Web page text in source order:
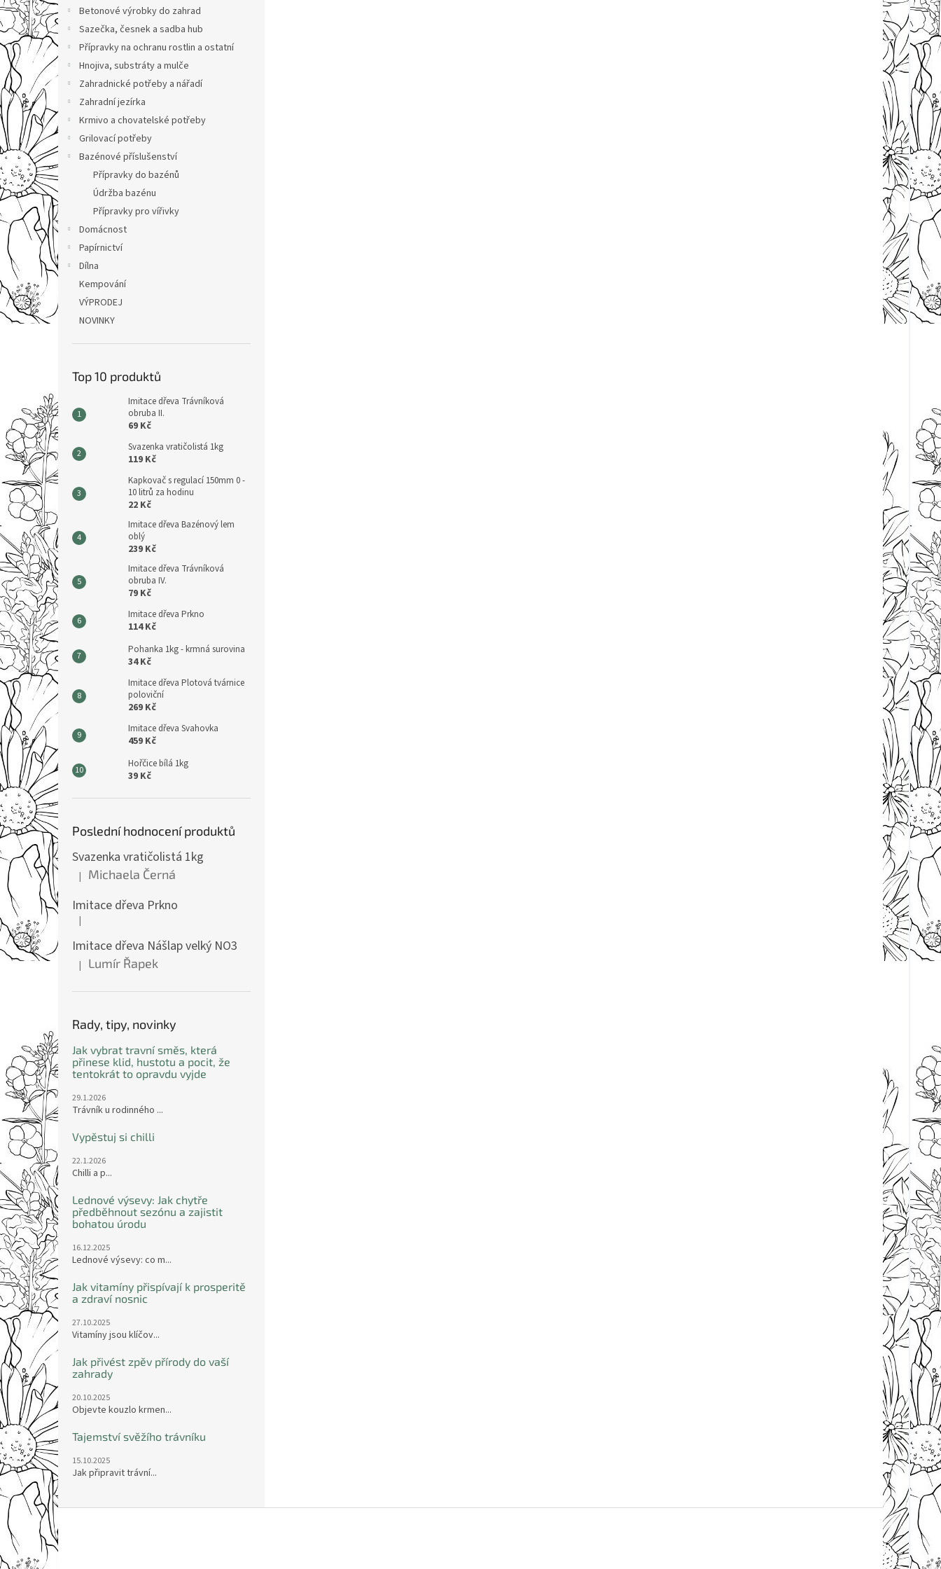
n
e
l
Betonové výrobky do zahrad
Sazečka, česnek a sadba hub
Přípravky na ochranu rostlin a ostatní
Hnojiva, substráty a mulče
Zahradnické potřeby a nářadí
Zahradní jezírka
Krmivo a chovatelské potřeby
Grilovací potřeby
Bazénové příslušenství
Přípravky do bazénů
Údržba bazénu
Přípravky pro vířivky
Domácnost
Papírnictví
Dílna
Kempování
VÝPRODEJ
NOVINKY
Top 10 produktů
Imitace dřeva Trávníková
obruba II.
69 Kč
Svazenka vratičolistá 1kg
119 Kč
Kapkovač s regulací 150mm 0 -
10 litrů za hodinu
22 Kč
Imitace dřeva Bazénový lem
oblý
239 Kč
Imitace dřeva Trávníková
obruba IV.
79 Kč
Imitace dřeva Prkno
114 Kč
Pohanka 1kg - krmná surovina
34 Kč
Imitace dřeva Plotová tvárnice
poloviční
269 Kč
Imitace dřeva Svahovka
459 Kč
Hořčice bílá 1kg
39 Kč
Poslední hodnocení produktů
Svazenka vratičolistá 1kg
Hodnocení produktu je 5 z 5 hvězdiček.
| Michaela Černá
Imitace dřeva Prkno
Hodnocení produktu je 5 z 5 hvězdiček.
|
Imitace dřeva Nášlap velký NO3
Hodnocení produktu je 5 z 5 hvězdiček.
| Lumír Řapek
Rady, tipy, novinky
Jak vybrat travní směs, která
přinese klid, hustotu a pocit, že
tentokrát to opravdu vyjde
29.1.2026
Trávník u rodinného ...
Vypěstuj si chilli
22.1.2026
Chilli a p...
Lednové výsevy: Jak chytře
předběhnout sezónu a zajistit
bohatou úrodu
16.12.2025
Lednové výsevy: co m...
Jak vitamíny přispívají k prosperitě
a zdraví nosnic
27.10.2025
Vitamíny jsou klíčov...
Jak přivést zpěv přírody do vaší
zahrady
20.10.2025
Objevte kouzlo krmen...
Tajemství svěžího trávníku
15.10.2025
Jak připravit trávní...
a